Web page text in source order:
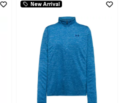
New Arrival